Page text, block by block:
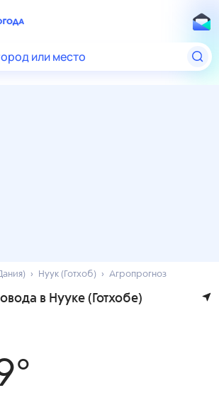
или место
Нуук (Готхоб) Агропрогноз
в Нууке (Готхобе)
°